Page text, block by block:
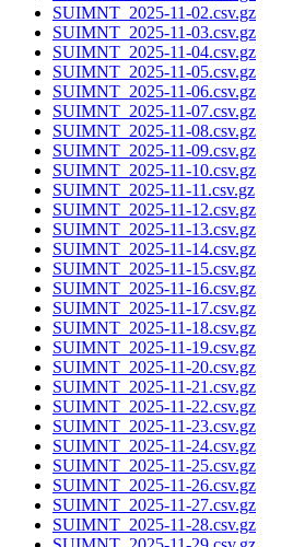
SUIMNT_2025-11-02.csv.gz
SUIMNT_2025-11-03.csv.gz
SUIMNT_2025-11-04.csv.gz
SUIMNT_2025-11-05.csv.gz
SUIMNT_2025-11-06.csv.gz
SUIMNT_2025-11-07.csv.gz
SUIMNT_2025-11-08.csv.gz
SUIMNT_2025-11-09.csv.gz
SUIMNT_2025-11-10.csv.gz
SUIMNT_2025-11-11.csv.gz
SUIMNT_2025-11-12.csv.gz
SUIMNT_2025-11-13.csv.gz
SUIMNT_2025-11-14.csv.gz
SUIMNT_2025-11-15.csv.gz
SUIMNT_2025-11-16.csv.gz
SUIMNT_2025-11-17.csv.gz
SUIMNT_2025-11-18.csv.gz
SUIMNT_2025-11-19.csv.gz
SUIMNT_2025-11-20.csv.gz
SUIMNT_2025-11-21.csv.gz
SUIMNT_2025-11-22.csv.gz
SUIMNT_2025-11-23.csv.gz
SUIMNT_2025-11-24.csv.gz
SUIMNT_2025-11-25.csv.gz
SUIMNT_2025-11-26.csv.gz
SUIMNT_2025-11-27.csv.gz
SUIMNT_2025-11-28.csv.gz